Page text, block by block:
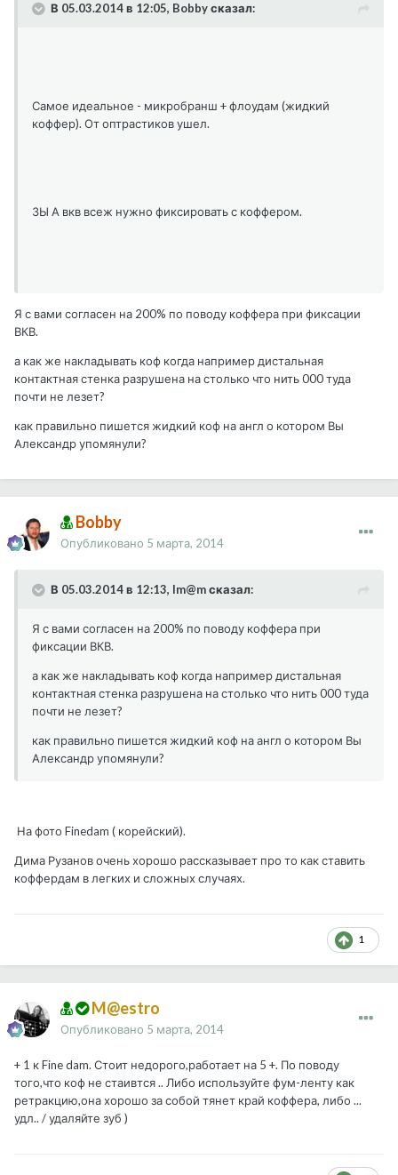
В 05.03.2014 в 12:05, Bobby сказал:
Самое идеальное - микробранш + флоудам (жидкий
коффер). От оптрастиков ушел.
ЗЫ А вкв всеж нужно фиксировать с коффером.
Я с вами согласен на 200% по поводу коффера при фиксации
ВКВ.
а как же накладывать коф когда например дистальная
контактная стенка разрушена на столько что нить 000 туда
почти не лезет?
как правильно пишется жидкий коф на англ о котором Вы
Александр упомянули?
Bobby
Опубликовано 5 марта, 2014
В 05.03.2014 в 12:13, Im@m сказал:
Я с вами согласен на 200% по поводу коффера при
фиксации ВКВ.
а как же накладывать коф когда например дистальная
контактная стенка разрушена на столько что нить 000 туда
почти не лезет?
как правильно пишется жидкий коф на англ о котором Вы
Александр упомянули?
На фото Finedam ( корейский).
Дима Рузанов очень хорошо рассказывает про то как ставить
коффердам в легких и сложных случаях.
1
M@estro
Опубликовано 5 марта, 2014
+ 1 к Fine dam. Стоит недорого,работает на 5 +. По поводу
того,что коф не стаивтся .. Либо используйте фум-ленту как
ретракцию,она хорошо за собой тянет край коффера, либо ...
удл.. / удаляйте зуб )